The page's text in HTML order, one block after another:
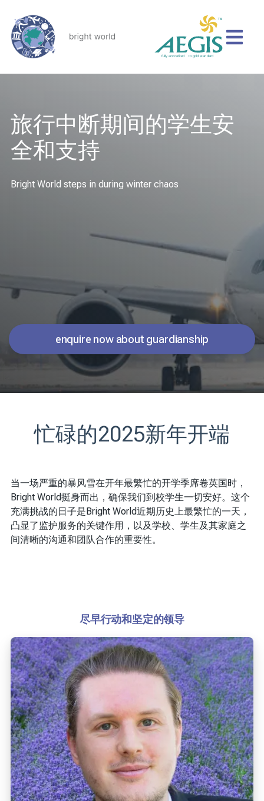
旅行中断期间的学生安
全和支持
Bright World steps in during winter chaos
enquire now about guardianship
忙碌的2025新年开端
当一场严重的暴风雪在开年最繁忙的开学季席卷英国时，
Bright World挺身而出，确保我们到校学生一切安好。这个
充满挑战的日子是Bright World近期历史上最繁忙的一天，
凸显了监护服务的关键作用，以及学校、学生及其家庭之
间清晰的沟通和团队合作的重要性。
尽早行动和坚定的领导